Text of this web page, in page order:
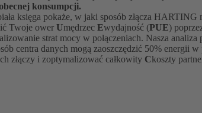
konsumpcji.
księga pokaże, w jaki sposób złącza HARTING
Twoje ower Umędrzec Ewydajność (PUE)
strat mocy w połączeniach. Nasza analiza
centra danych mogą zaoszczędzić 50% energii
złączy i zoptymalizować całkowity Ckoszty